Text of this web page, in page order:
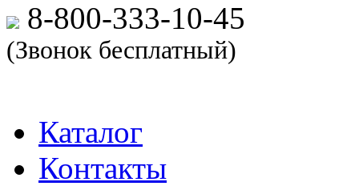
8-800-333-10-45
(Звонок бесплатный)
Каталог
Контакты